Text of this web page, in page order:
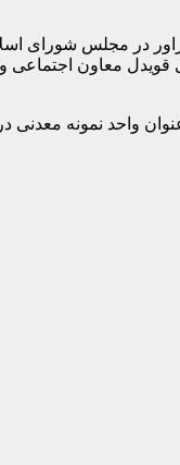
در مجلس شورای
معاون اجتماعی
واحد نمونه